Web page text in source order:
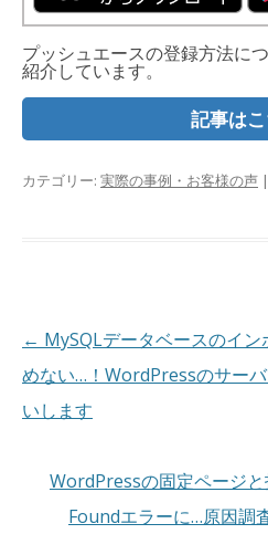
プッシュエースの登録方法に
紹介しています。
記事は
カテゴリー: 実際の事例・お客様の声
投
稿
ナ
← MySQLデータベースのイ
めない…！WordPressのサー
いします
WordPressの固定ページ
Foundエラーに…原因調